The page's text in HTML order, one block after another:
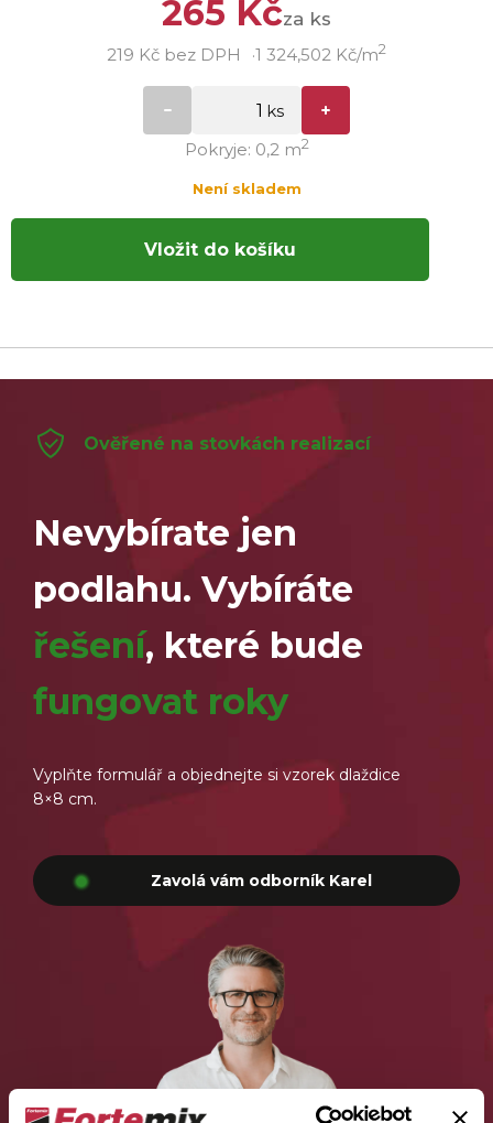
265 Kčza ks
219 Kč bez DPH 1 324,502 Kč/m2
Pokryje: 0,2 m2
Není skladem
Vložit do košíku
Ověřené na stovkách realizací
Nevybírate jen
podlahu. Vybíráte
řešení, které bude
fungovat roky
Vyplňte formulář a objednejte si vzorek dlaždice
8×8 cm.
Zavolá vám odborník Karel